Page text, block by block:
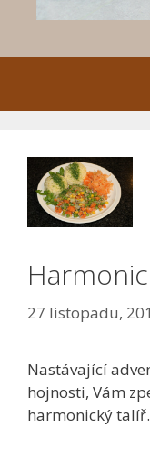
27 listopadu,
Nastávající
hojnosti, Vám
harmonický talíř.